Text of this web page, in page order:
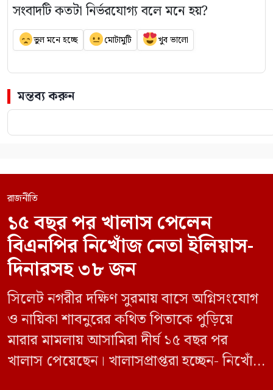
সংবাদটি কতটা নির্ভরযোগ্য বলে মনে হয়?
ভুল মনে হচ্ছে মোটামুটি খুব ভালো
মন্তব্য করুন
রাজনীতি
১৫ বছর পর খালাস পেলেন
বিএনপির নিখোঁজ নেতা ইলিয়াস-
দিনারসহ ৩৮ জন
সিলেট নগরীর দক্ষিণ সুরমায় বাসে অগ্নিসংযোগ
ও নায়িকা শাবনুরের কথিত পিতাকে পুড়িয়ে
মারার মামলায় আসামিরা দীর্ঘ ১৫ বছর পর
খালাস পেয়েছেন। খালাসপ্রাপ্তরা হচ্ছেন- নিখোঁজ